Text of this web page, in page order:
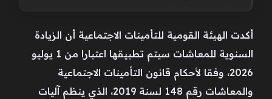
أكدت الهيئة القومية للتأمينات الاجتماعية أن الزيادة
السنوية للمعاشات سيتم تطبيقها اعتبارا من 1 يوليو
2026، وفقا لأحكام قانون التأمينات الاجتماعية
والمعاشات رقم 148 لسنة 2019، الذي ينظم آليات